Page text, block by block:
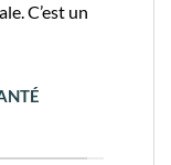
C’est un